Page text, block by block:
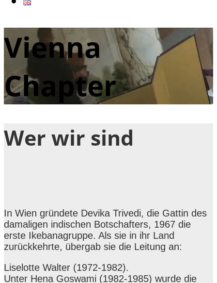
Vienna
Chapter
Wer wir sind
In Wien gründete Devika Trivedi, die Gattin des
damaligen indischen Botschafters, 1967 die
erste Ikebanagruppe. Als sie in ihr Land
zurückkehrte, übergab sie die Leitung an:
Liselotte Walter (1972-1982).
Unter Hena Goswami (1982-1985) wurde die